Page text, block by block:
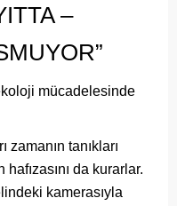
–
mücadelesinde
zamanın tanıkları
da kurarlar.
kamerasıyla